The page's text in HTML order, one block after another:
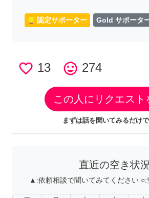
認定サポーター Gold サポータ
favorite_border 13 tag_faces 274
この人にリクエスト
まずは話を聞いてみるだけ
直近の空き状
▲:依頼相談で聞いてみてください ○: